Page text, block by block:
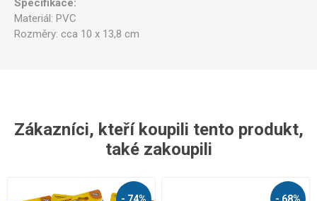
Specifikace:
Materiál: PVC
Rozměry: cca 10 x 13,8 cm
Zákazníci, kteří koupili tento produkt,
také zakoupili
- 74% - 68%